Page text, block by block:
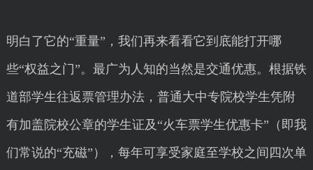
明白了它的“重量”，我们再来看看它到底能打开哪
些“权益之门”。最广为人知的当然是交通优惠。根据铁
道部学生往返票管理办法，普通大中专院校学生凭附
有加盖院校公章的学生证及“火车票学生优惠卡”（即我
们常说的“充磁”），每年可享受家庭至学校之间四次单